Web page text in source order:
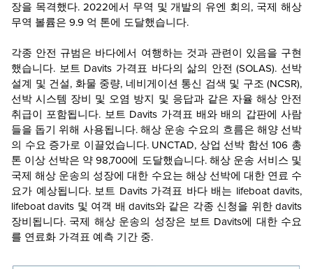
장을 목격했다. 2022에서 무역 및 개발의 유엔 회의, 국제 해상
무역 볼륨은 9.9 억 톤에 도달했습니다.
각종 안전 규범은 바다에서 여행하는 것과 관련이 있음을 구현
했습니다. 보트 Davits 가격표 바다의 삶의 안전 (SOLAS). 선박
설계 및 건설, 화물 중량, 네비게이션 통신 검색 및 구조 (NCSR),
선박 시스템 장비 및 오염 방지 및 응답과 같은 자율 해상 안전
취급이 포함됩니다. 보트 Davits 가격표 배와 배의 갑판에 사람
들을 돕기 위해 사용됩니다. 해상 운송 수요의 흐름은 해양 선박
의 수요 증가로 이끌었습니다. UNCTAD, 상업 선박 함선 106 총
톤 이상 선박은 약 98,700에 도달했습니다. 해상 운송 서비스 및
국제 해상 운송의 성장에 대한 수요는 해상 선박에 대한 연료 수
요가 예상됩니다. 보트 Davits 가격표 바다 배는 lifeboat davits,
lifeboat davits 및 여객 배 davits와 같은 각종 신청을 위한 davits
장비됩니다. 국제 해상 운송의 성장은 보트 Davits에 대한 수요
를 연료화 가격표 예측 기간 중.